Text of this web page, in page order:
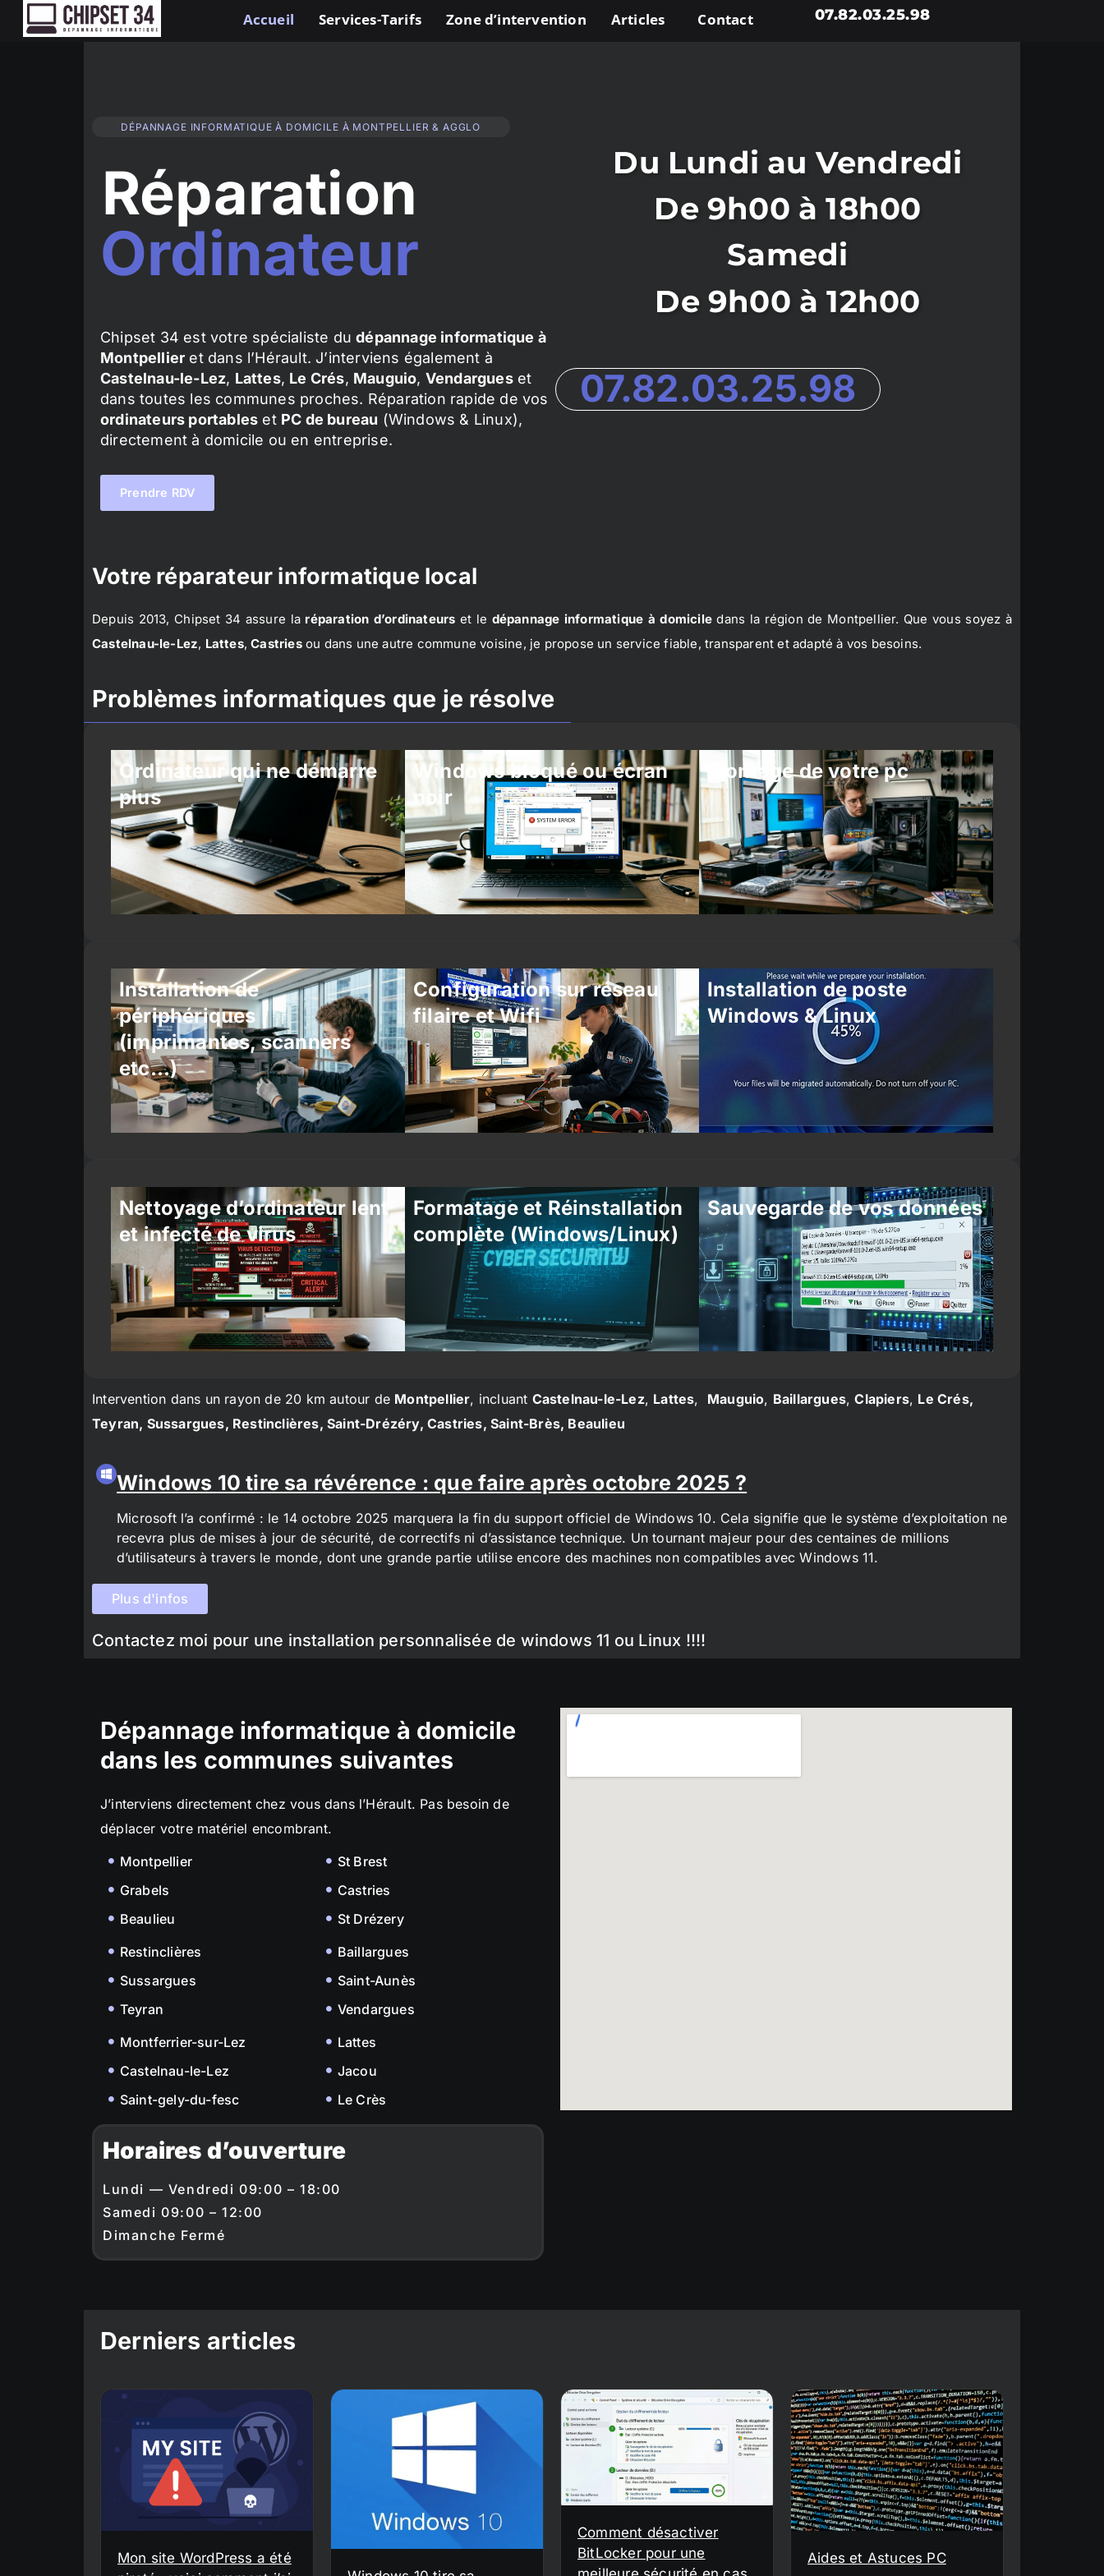
Accueil Services-Tarifs Zone d’intervention Articles Contact 07.82.03.25.98
DÉPANNAGE INFORMATIQUE À DOMICILE À MONTPELLIER & AGGLO
Réparation
Ordinateur
Chipset 34 est votre spécialiste dudépannage informatique à
Montpellier et dans l’Hérault. J’interviens également à
Castelnau-le-Lez, Lattes, Le Crés, Mauguio, Vendargueset
dans toutes les communes proches. Réparation rapide de vos
ordinateurs portables et PC de bureau (Windows & Linux),
directement à domicile ou en entreprise.
Prendre RDV
Du Lundi au Vendredi
De 9h00 à 18h00
Samedi
De 9h00 à 12h00
07.82.03.25.98
Votre réparateur informatique local
Depuis 2013, Chipset 34 assure la réparation d’ordinateurs et le dépannage informatique à domicile dans la région de Montpellier. Que vous soyez à
Castelnau-le-Lez, Lattes,Castriesou dans une autre commune voisine, je propose un service fiable, transparent et adapté à vos besoins.
Problèmes informatiques que je résolve
Ordinateur qui ne démarre
plus
Windows bloqué ou écran
noir
Montage de votre pc
Installation de
périphériques
(imprimantes, scanners
etc…)
Configuration sur réseau
filaire et Wifi
Installation de poste
Windows & Linux
Nettoyage d’ordinateur lent
et infecté de virus
Formatage et Réinstallation
complète (Windows/Linux)
Sauvegarde de vos données
Intervention dans un rayon de 20 km autour de Montpellier, incluant Castelnau-le-Lez, Lattes, Mauguio, Baillargues,Clapiers, Le Crés,
Teyran, Sussargues, Restinclières, Saint-Drézéry, Castries, Saint-Brès, Beaulieu
Windows 10 tire sa révérence : que faire après octobre 2025 ?
Microsoft l’a confirmé : le 14 octobre 2025 marquera la fin du support officiel de Windows 10. Cela signifie que le système d’exploitation ne
recevra plus de mises à jour de sécurité, de correctifs ni d’assistance technique. Un tournant majeur pour des centaines de millions
d’utilisateurs à travers le monde, dont une grande partie utilise encore des machines non compatibles avec Windows 11.
Plus d'infos
Contactez moi pour une installation personnalisée de windows 11 ou Linux !!!!
Dépannage informatique à domicile
dans les communes suivantes
J’interviens directement chez vous dans l’Hérault. Pas besoin de
déplacer votre matériel encombrant.
Montpellier
Grabels
Beaulieu
St Brest
Castries
St Drézery
Restinclières
Sussargues
Teyran
Baillargues
Saint-Aunès
Vendargues
Montferrier-sur-Lez
Castelnau-le-Lez
Saint-gely-du-fesc
Lattes
Jacou
Le Crès
Horaires d’ouverture
Lundi — Vendredi 09:00 – 18:00
Samedi 09:00 – 12:00
Dimanche Fermé
Derniers articles
Mon site WordPress a été
Comment désactiver
BitLocker pour une
Aides et Astuces PC